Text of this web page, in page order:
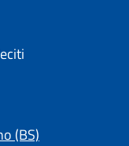
(BS)